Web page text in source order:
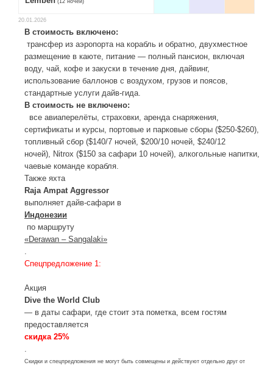
(12 ночей)
20.01.2026
В стоимость включено:
трансфер из аэропорта на корабль и обратно, двухместное
размещение в каюте, питание — полный пансион, включая
воду, чай, кофе и закуски в течение дня, дайвинг,
использование баллонов с воздухом, грузов и поясов,
стандартные услуги дайв-гида.
В стоимость не включено:
все авиаперелёты, страховки, аренда снаряжения,
сертификаты и курсы, портовые и парковые сборы ($250-$260),
топливный сбор ($140/7 ночей, $200/10 ночей, $240/12
ночей), Nitrox ($150 за сафари 10 ночей), алкогольные напитки,
чаевые команде корабля.
Также яхта
Raja Ampat Aggressor
выполняет дайв-сафари в
Индонезии
по маршруту
«Derawan – Sangalaki»
.
Спецпредложение 1:
Акция
Dive the World Club
— в даты сафари, где стоит эта пометка, всем гостям
предоставляется
скидка 25%
.
Скидки и спецпредложения не могут быть совмещены и действуют отдельно друг от